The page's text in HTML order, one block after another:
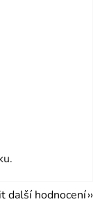
další hodnocení